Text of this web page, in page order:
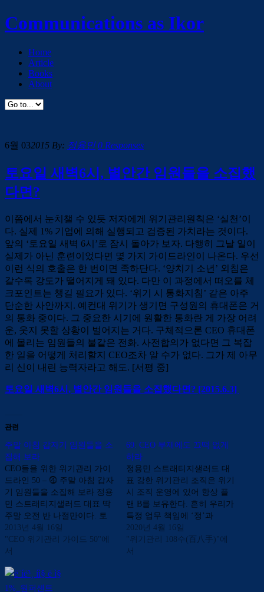
Communications as Ikor
Home
Article
Books
About
6월 032015 By: 정용민 0 Responses
토요일 새벽6시, 별안간 임원들을 소집했
다면?
이쯤에서 눈치챌 수 있듯 저자에게 위기관리원칙은 ‘실천’이
다. 실제 1% 기업에 의해 실행되고 검증된 가치라는 것이다.
앞의 ‘토요일 새벽 6시’로 잠시 돌아가 보자. 다행히 그날 일이
실제가 아닌 훈련이었다면 몇 가지 가이드라인이 나온다. 우선
이런 식의 호출은 한 번이면 족하단다. ‘양치기 소년’ 외침은
갈수록 강도가 떨어지게 돼 있다. 다만 이 과정에서 떠오를 체
크포인트는 챙길 필요가 있다. ‘위기 시 통화지침’ 같은 아주
단순한 사안까지. 예컨대 위기가 생기면 구성원의 휴대폰은 거
의 통화 중이다. 그 중요한 시기에 원활한 통화란 게 가장 어려
운, 웃지 못할 상황이 벌어지는 거다. 구체적으론 CEO 휴대폰
에 몰리는 임원들의 불같은 전화. 사전합의가 없다면 그 복잡
한 일을 어떻게 처리할지 CEO조차 알 수가 없다. 그가 제 아무
리 신이 내린 능력자라고 해도. [서평 중]
토요일 새벽6시, 별안간 임원들을 소집했다면? [2015.6.3]
관련
주말 아침 갑자기 임원들을 소
집해 보라
CEO들을 위한 위기관리 가이
드라인 50 – ⓸ 주말 아침 갑자
기 임원들을 소집해 보라 정용
민 스트래티지샐러드 대표 딱
주말 오전 반 나절만이다. 토
요일 오전 6시 위기관리위원
회를 소집해 보자. 전사적 패
닉을 경험하게 된다. 분명 위
이 망각되고 심지어 위기관리
위원회 구성이 이뤄지지 않을
2013년 4월 16일
"CEO 위기관리 가이드 50"에
서
69. CEO 부재에도 끄떡 없게
하라
정용민 스트래티지샐러드 대
표 강한 위기관리 조직은 위기
시 조직 운영에 있어 항상 플
랜 B를 보유한다. 흔히 우리가
특정 업무 책임에 ‘정’과
‘부’를 두는 것과 같은 체계다.
위기 시에는 우리가 상상할 수
있는 모든 일이 발생 가능하
2020년 4월 16일
"위기관리 108수(百八手)"에
서
1%_원퍼센트